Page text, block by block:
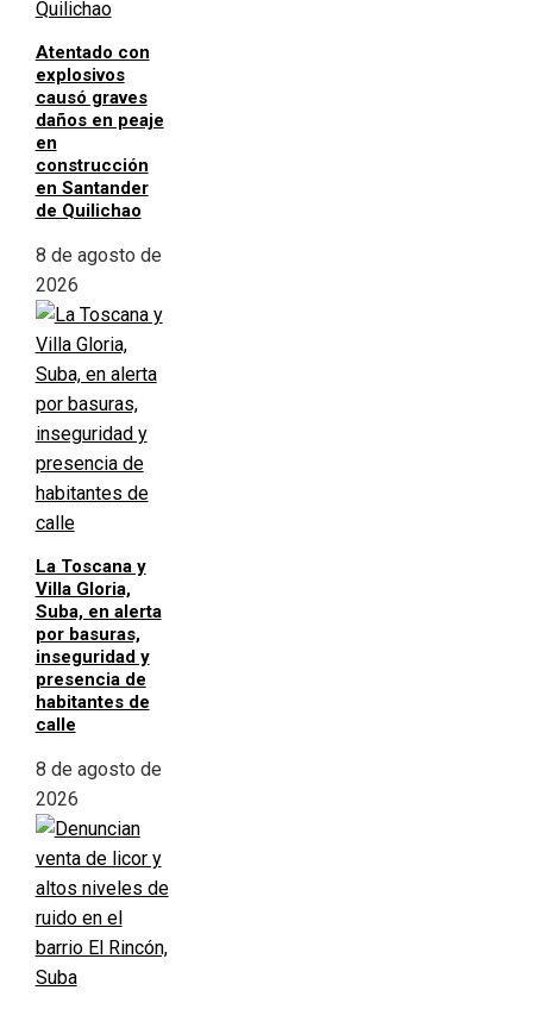
Atentado con
explosivos
causó graves
daños en peaje
en
construcción
en Santander
de Quilichao
8 de agosto de
2026
La Toscana y
Villa Gloria,
Suba, en alerta
por basuras,
inseguridad y
presencia de
habitantes de
calle
8 de agosto de
2026